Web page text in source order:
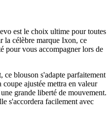
est le choix ultime pour toutes
la célèbre marque Ixon, ce
pour vous accompagner lors de
ce blouson s'adapte parfaitement
ajustée mettra en valeur
grande liberté de mouvement.
s'accordera facilement avec